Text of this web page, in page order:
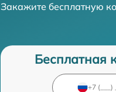
Закажите бесплатную
Бесплатная